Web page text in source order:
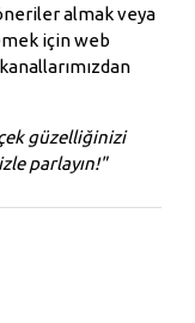
almak veya
için web
güzelliğinizi
parlayın!"